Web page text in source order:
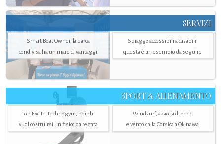
SERVIZI
Smart Boat Owner, la barca
condivisa ha un mare di vantaggi
Spiagge accessibili a disabili:
questa è un esempio da seguire
SPORT & ALLENAMENTO
Top Excite Technogym, per chi
vuol costruirsi un fisico da regata
Windsurf, a caccia di onde
e vento dalla Corsica a Okinawa